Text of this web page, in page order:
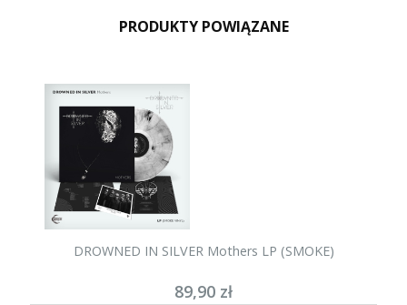
PRODUKTY POWIĄZANE
DROWNED IN SILVER Mothers LP (SMOKE)
89,90 zł